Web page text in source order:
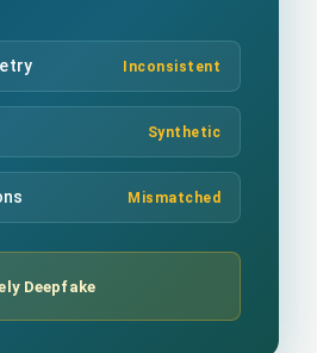
Inconsistent
Synthetic
Mismatched
Deepfake